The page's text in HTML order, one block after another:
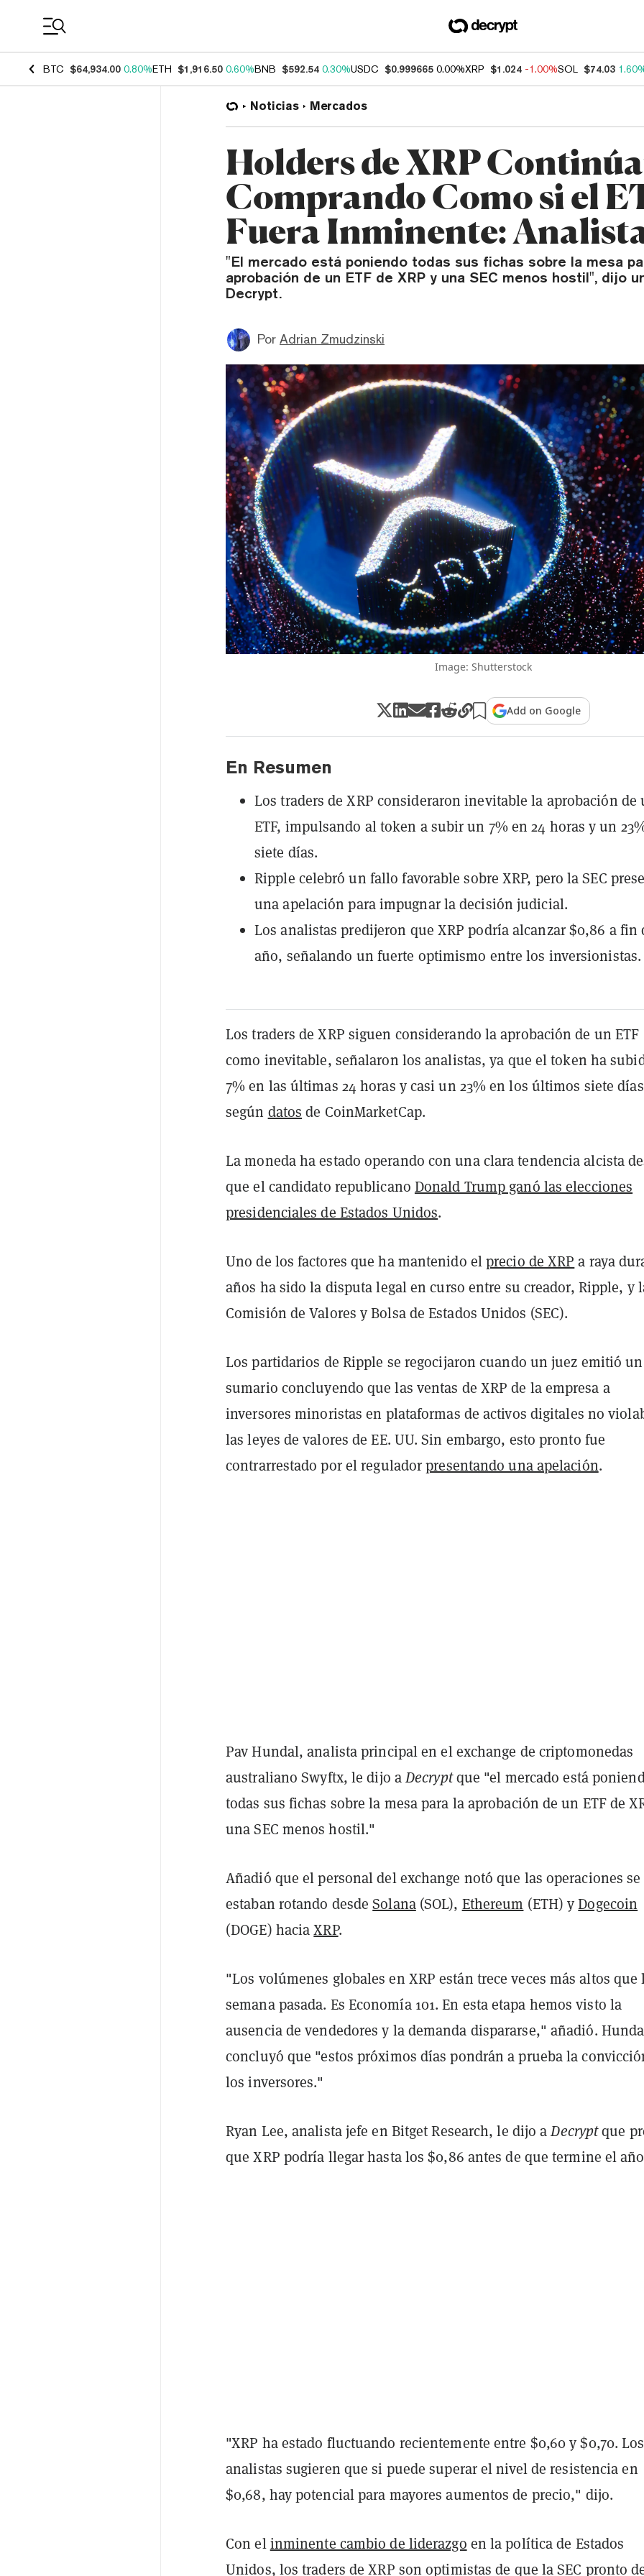
BTC $64,934.00 0.80%ETH $1,916.50 0.60%BNB $592.54 0.30%USDC $0.999665 0.00%XRP $1.024 -1.00%SOL $74.03
Noticias Mercados
Holders de XRP
Comprando Como si el
Fuera Inminente:
"El mercado está poniendo todas sus fichas sobre la mesa
aprobación de un ETF de XRP y una SEC menos hostil", dijo
Decrypt.
Por Adrian Zmudzinski
Image: Shutterstock
Add on Google
En Resumen
Los traders de XRP consideraron inevitable la aprobación de
ETF, impulsando al token a subir un 7% en 24 horas y un
siete días.
Ripple celebró un fallo favorable sobre XRP, pero la SEC
una apelación para impugnar la decisión judicial.
Los analistas predijeron que XRP podría alcanzar $0,86 a fin
año, señalando un fuerte optimismo entre los inversionistas.
Los traders de XRP siguen considerando la aprobación de un ETF
como inevitable, señalaron los analistas, ya que el token ha
7% en las últimas 24 horas y casi un 23% en los últimos siete
según datos de CoinMarketCap.
La moneda ha estado operando con una clara tendencia alcista
que el candidato republicano Donald Trump ganó las elecciones
presidenciales de Estados Unidos.
Uno de los factores que ha mantenido elprecio de XRP a raya
años ha sido la disputa legal en curso entre su creador, Ripple, y
Comisión de Valores y Bolsa de Estados Unidos (SEC).
Los partidarios de Ripple se regocijaron cuando un juez emitió
sumario concluyendo que las ventas de XRP de la empresa a
inversores minoristas en plataformas de activos digitales no
las leyes de valores de EE. UU. Sin embargo, esto pronto fue
contrarrestado por el reguladorpresentando una apelación.
Pav Hundal, analista principal en el exchange de criptomonedas
australiano Swyftx, le dijo aDecryptque "el mercado está
todas sus fichas sobre la mesa para la aprobación de un ETF de
una SEC menos hostil."
Añadió que el personal del exchange notó que las operaciones se
estaban rotando desdeSolana(SOL), Ethereum (ETH) yDogecoin
(DOGE) haciaXRP.
"Los volúmenes globales en XRP están trece veces más altos que
semana pasada. Es Economía 101. En esta etapa hemos visto la
ausencia de vendedores y la demanda dispararse," añadió.
concluyó que "estos próximos días pondrán a prueba la
los inversores."
Ryan Lee, analista jefe en Bitget Research, le dijo aDecryptque
que XRP podría llegar hasta los $0,86 antes de que termine el
"XRP ha estado fluctuando recientemente entre $0,60 y $0,70. Los
analistas sugieren que si puede superar el nivel de resistencia en
$0,68, hay potencial para mayores aumentos de precio," dijo.
Con elinminente cambio de liderazgo en la política de Estados
Unidos, los traders de XRP son optimistas de que la SEC pronto